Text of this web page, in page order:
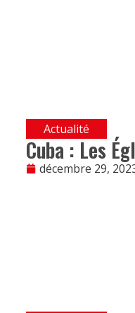
Actualité
Cuba : Les
décembre 29,